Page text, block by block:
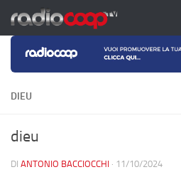
Salta al contenuto
DIEU
dieu
DI ANTONIO BACCIOCCHI · 11/10/2024